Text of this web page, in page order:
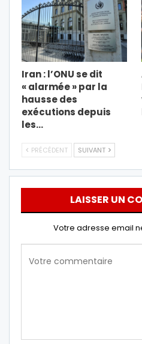
Iran : l’ONU se dit
« alarmée » par la
hausse des
exécutions depuis
les…
PRÉCÉDENT SUIVANT
LAISSER UN
Votre adresse email